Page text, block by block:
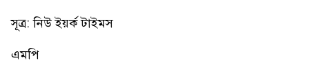
সূত্র: নিউ ইয়র্ক টাইমস
এমপি